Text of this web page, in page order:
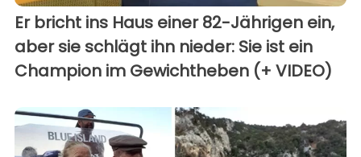
Er bricht ins Haus einer 82-Jährigen ein,
aber sie schlägt ihn nieder: Sie ist ein
Champion im Gewichtheben (+ VIDEO)